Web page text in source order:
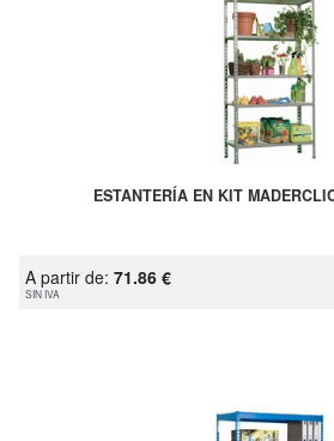
ESTANTERÍA EN KIT
A partir de: 71.86 €
SIN IVA